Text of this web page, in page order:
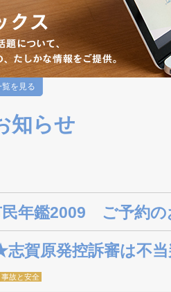
を見る
知らせ
民年鑑2009 ご予約の
賀原発控訴審は不
事故と安全